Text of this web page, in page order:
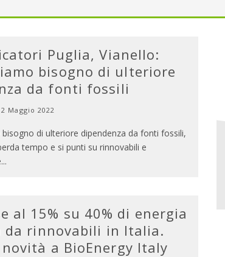
Puglia, Vianello:
bisogno di ulteriore
da fonti fossili
2 Maggio 2022
di ulteriore dipendenza da fonti fossili,
tempo e si punti su rinnovabili e
...
al 15% su 40% di energia
da rinnovabili in Italia.
a BioEnergy Italy